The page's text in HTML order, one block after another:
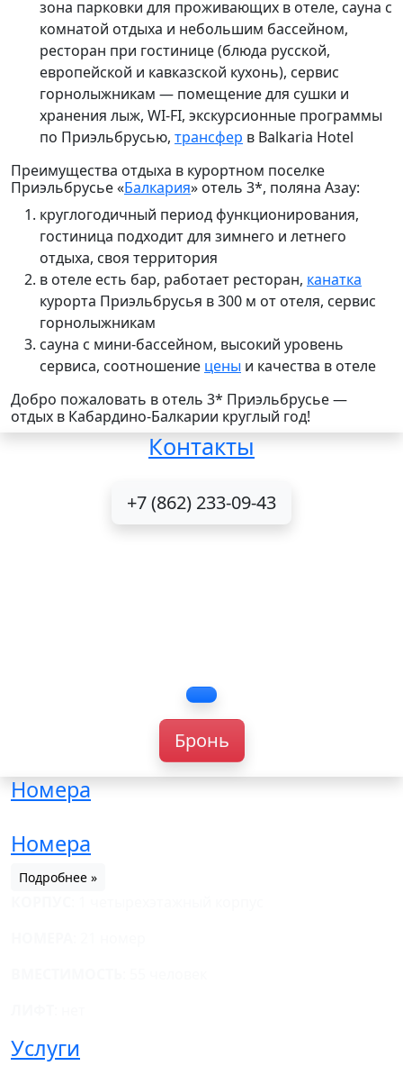
зона парковки для проживающих в отеле, сауна с
комнатой отдыха и небольшим бассейном,
ресторан при гостинице(блюда русской,
европейской и кавказской кухонь), сервис
горнолыжникам — помещение для сушки и
хранения лыж, WI-FI, экскурсионные программы
по Приэльбрусью, трансфер в Balkaria Hotel
Преимущества отдыха в курортном поселке
Приэльбрусье «Балкария» отель 3*, поляна Азау:
круглогодичный период функционирования,
гостиница подходит для зимнего и летнего
отдыха, своя территория
в отеле есть бар, работает ресторан, канатка
курорта Приэльбрусья в 300 м от отеля, сервис
горнолыжникам
сауна с мини-бассейном, высокий уровень
сервиса, соотношение цены и качества в отеле
Добро пожаловать в отель 3* Приэльбрусье —
отдых в Кабардино-Балкарии круглый год!
Контакты
+7 (862) 233-09-43
Бронь
Номера
Номера
Подробнее »
Услуги